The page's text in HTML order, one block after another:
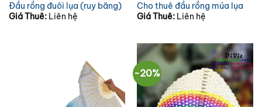
Đầu rồng đuôi lụa (ruy băng)
Giá Thuê: Liên hệ
Cho thuê đầu rồng múa lụa
Giá Thuê: Liên hệ
-20%